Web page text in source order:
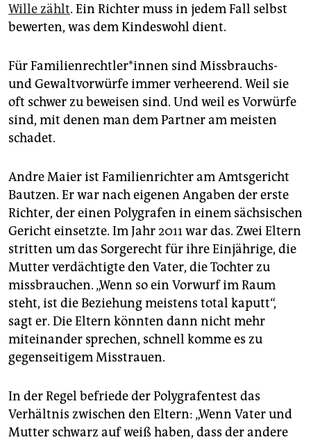
Wille zählt. Ein Richter muss in jedem Fall selbst
bewerten, was dem Kindeswohl dient.
Für Fa­mi­li­en­recht­le­r*in­nen sind Missbrauchs-
und Gewaltvorwürfe immer verheerend. Weil sie
oft schwer zu beweisen sind. Und weil es Vorwürfe
sind, mit denen man dem Partner am meisten
schadet.
Andre Maier ist Familienrichter am Amtsgericht
Bautzen. Er war nach eigenen Angaben der erste
Richter, der einen Polygrafen in einem sächsischen
Gericht einsetzte. Im Jahr 2011 war das. Zwei Eltern
stritten um das Sorgerecht für ihre Einjährige, die
Mutter verdächtigte den Vater, die Tochter zu
missbrauchen. „Wenn so ein Vorwurf im Raum
steht, ist die Beziehung meistens total kaputt“,
sagt er. Die Eltern könnten dann nicht mehr
miteinander sprechen, schnell komme es zu
gegenseitigem Misstrauen.
In der Regel befriede der Polygrafentest das
Verhältnis zwischen den Eltern: „Wenn Vater und
Mutter schwarz auf weiß haben, dass der andere